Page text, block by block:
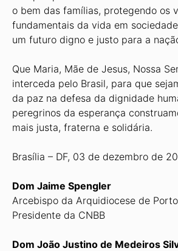
o bem das famílias, protegendo os
fundamentais da vida em
um futuro digno e justo para a
Que Maria, Mãe de Jesus, Nossa
interceda pelo Brasil, para que
da paz na defesa da dignidade
peregrinos da esperança
mais justa, fraterna e solidária.
Brasília – DF, 03 de dezembro de
Dom Jaime Spengler
Arcebispo da Arquidiocese de
Presidente da CNBB
Dom João Justino de Medeiros